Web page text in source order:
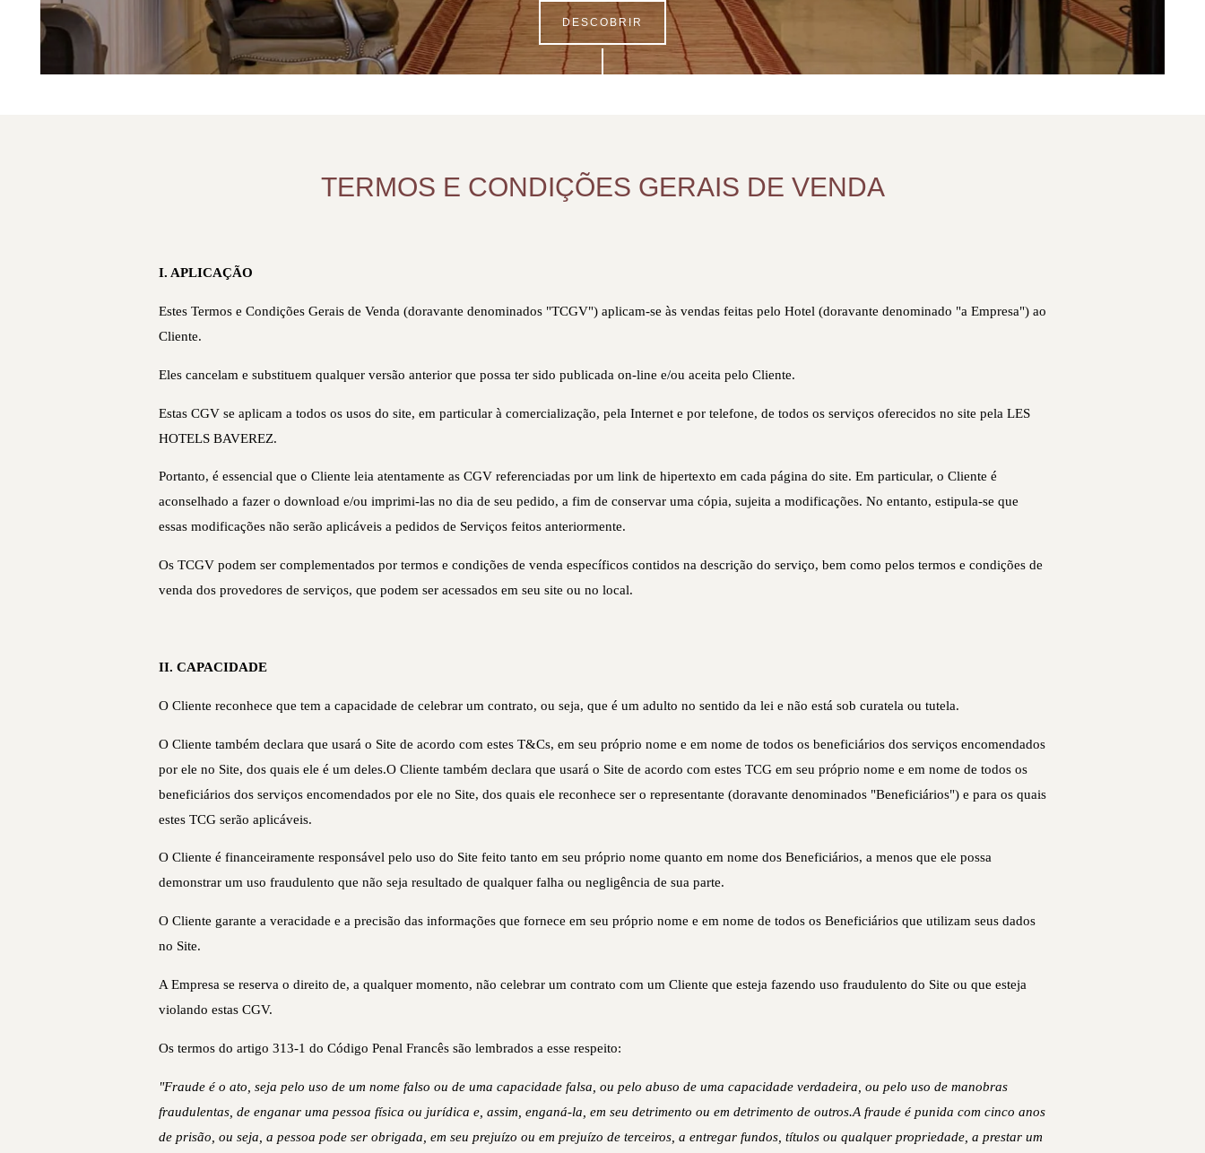
DESCOBRIR
TERMOS E CONDIÇÕES GERAIS DE VENDA
I. APLICAÇÃO
Estes Termos e Condições Gerais de Venda (doravante denominados "TCGV") aplicam-se às vendas feitas pelo Hotel (doravante denominado "a Empresa") ao
Cliente.
Eles cancelam e substituem qualquer versão anterior que possa ter sido publicada on-line e/ou aceita pelo Cliente.
Estas CGV se aplicam a todos os usos do site, em particular à comercialização, pela Internet e por telefone, de todos os serviços oferecidos no site pela LES
HOTELS BAVEREZ.
Portanto, é essencial que o Cliente leia atentamente as CGV referenciadas por um link de hipertexto em cada página do site. Em particular, o Cliente é
aconselhado a fazer o download e/ou imprimi-las no dia de seu pedido, a fim de conservar uma cópia, sujeita a modificações. No entanto, estipula-se que
essas modificações não serão aplicáveis a pedidos de Serviços feitos anteriormente.
Os TCGV podem ser complementados por termos e condições de venda específicos contidos na descrição do serviço, bem como pelos termos e condições de
venda dos provedores de serviços, que podem ser acessados em seu site ou no local.
II. CAPACIDADE
O Cliente reconhece que tem a capacidade de celebrar um contrato, ou seja, que é um adulto no sentido da lei e não está sob curatela ou tutela.
O Cliente também declara que usará o Site de acordo com estes T&Cs, em seu próprio nome e em nome de todos os beneficiários dos serviços encomendados
por ele no Site, dos quais ele é um deles.O Cliente também declara que usará o Site de acordo com estes TCG em seu próprio nome e em nome de todos os
beneficiários dos serviços encomendados por ele no Site, dos quais ele reconhece ser o representante (doravante denominados "Beneficiários") e para os quais
estes TCG serão aplicáveis.
O Cliente é financeiramente responsável pelo uso do Site feito tanto em seu próprio nome quanto em nome dos Beneficiários, a menos que ele possa
demonstrar um uso fraudulento que não seja resultado de qualquer falha ou negligência de sua parte.
O Cliente garante a veracidade e a precisão das informações que fornece em seu próprio nome e em nome de todos os Beneficiários que utilizam seus dados
no Site.
A Empresa se reserva o direito de, a qualquer momento, não celebrar um contrato com um Cliente que esteja fazendo uso fraudulento do Site ou que esteja
violando estas CGV.
Os termos do artigo 313-1 do Código Penal Francês são lembrados a esse respeito:
"Fraude é o ato, seja pelo uso de um nome falso ou de uma capacidade falsa, ou pelo abuso de uma capacidade verdadeira, ou pelo uso de manobras
fraudulentas, de enganar uma pessoa física ou jurídica e, assim, enganá-la, em seu detrimento ou em detrimento de outros.A fraude é punida com cinco anos
de prisão, ou seja, a pessoa pode ser obrigada, em seu prejuízo ou em prejuízo de terceiros, a entregar fundos, títulos ou qualquer propriedade, a prestar um